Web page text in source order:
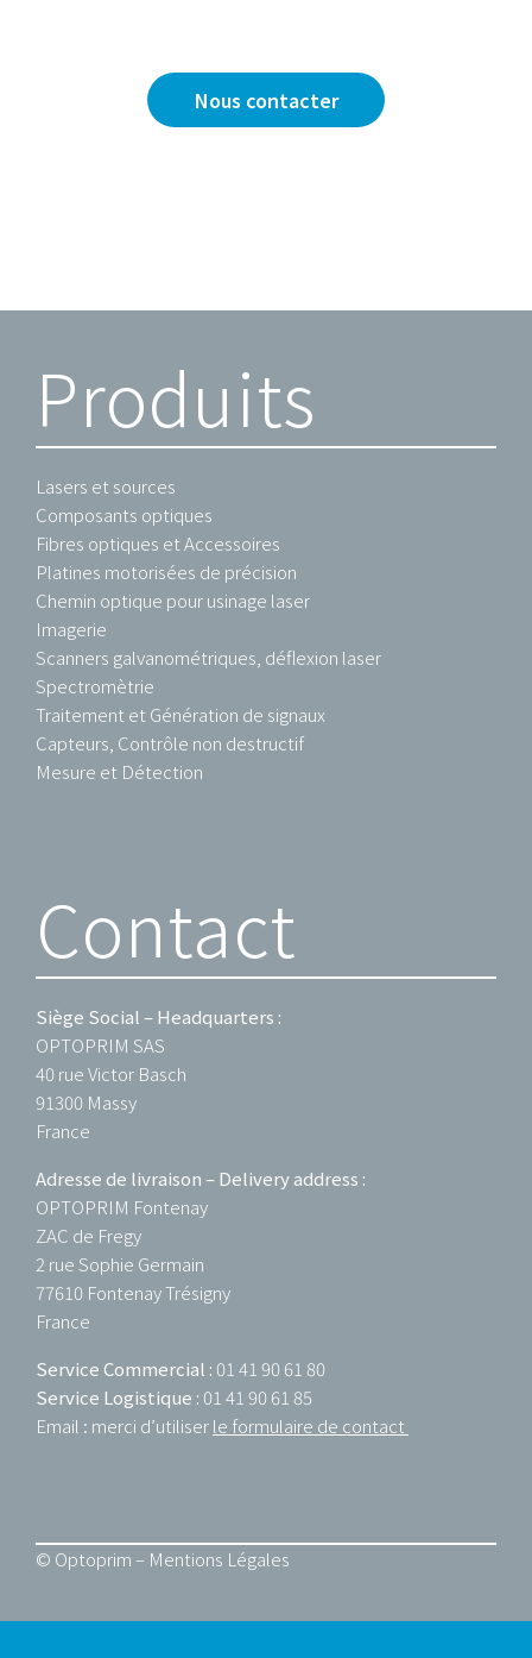
Nous contacter
Produits
Lasers et sources
Composants optiques
Fibres optiques et Accessoires
Platines motorisées de précision
Chemin optique pour usinage laser
Imagerie
Scanners galvanométriques, déflexion laser
Spectromètrie
Traitement et Génération de signaux
Capteurs, Contrôle non destructif
Mesure et Détection
Contact
Siège Social – Headquarters :
OPTOPRIM SAS
40 rue Victor Basch
91300 Massy
France
Adresse de livraison – Delivery address :
OPTOPRIM Fontenay
ZAC de Fregy
2 rue Sophie Germain
77610 Fontenay Trésigny
France
Service Commercial : 01 41 90 61 80
Service Logistique : 01 41 90 61 85
Email : merci d’utiliserle formulaire de contact
© Optoprim – Mentions Légales